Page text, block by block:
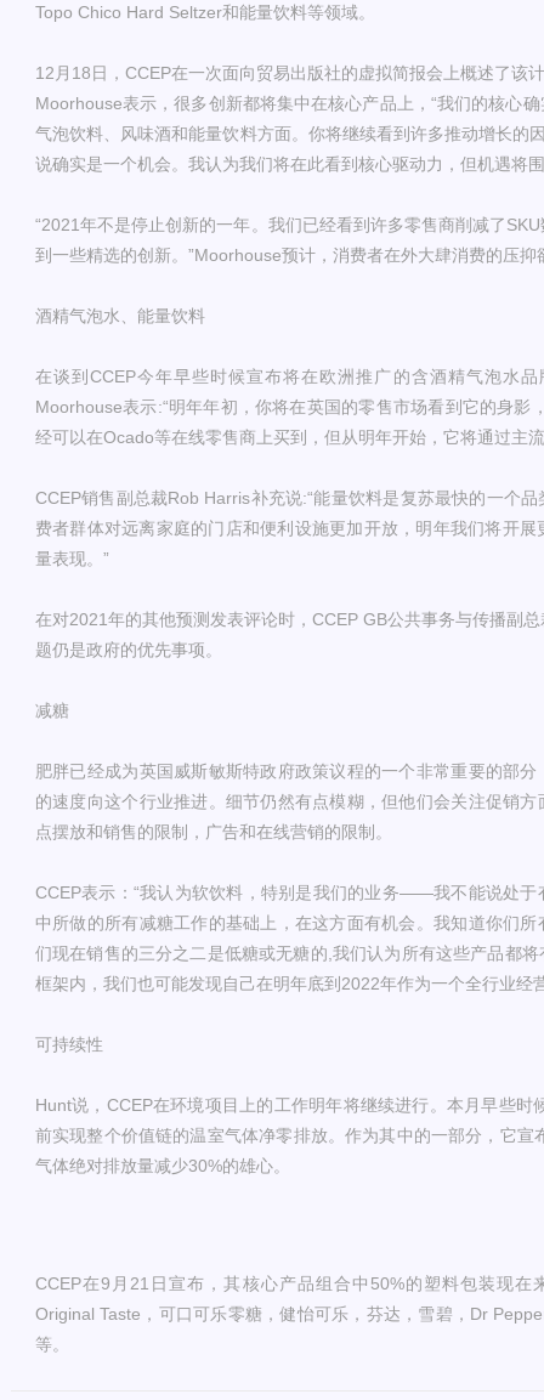
Topo Chico Hard Seltzer和能量饮料等领域。
12月18日，CCEP在一次面向贸易出版社的虚拟简报会上概述了该
Moorhouse表示，很多创新都将集中在核心产品上，“我们的核心
气泡饮料、风味酒和能量饮料方面。你将继续看到许多推动增长的
说确实是一个机会。我认为我们将在此看到核心驱动力，但机遇将
“2021年不是停止创新的一年。我们已经看到许多零售商削减了
到一些精选的创新。”Moorhouse预计，消费者在外大肆消费的压
酒精气泡水、能量饮料
在谈到CCEP今年早些时候宣布将在欧洲推广的含酒精气泡水品
Moorhouse表示:“明年年初，你将在英国的零售市场看到它的身影
经可以在Ocado等在线零售商上买到，但从明年开始，它将通过主
CCEP销售副总裁Rob Harris补充说:“能量饮料是复苏最快的一个
费者群体对远离家庭的门店和便利设施更加开放，明年我们将开
量表现。”
在对2021年的其他预测发表评论时，CCEP GB公共事务与传播副
题仍是政府的优先事项。
减糖
肥胖已经成为英国威斯敏斯特政府政策议程的一个非常重要的部
的速度向这个行业推进。细节仍然有点模糊，但他们会关注促销
点摆放和销售的限制，广告和在线营销的限制。
CCEP表示：“我认为软饮料，特别是我们的业务——我不能说处于
中所做的所有减糖工作的基础上，在这方面有机会。我知道你们
们现在销售的三分之二是低糖或无糖的,我们认为所有这些产品都
框架内，我们也可能发现自己在明年底到2022年作为一个全行业经
可持续性
Hunt说，CCEP在环境项目上的工作明年将继续进行。本月早些时
前实现整个价值链的温室气体净零排放。作为其中的一部分，它宣
气体绝对排放量减少30%的雄心。
CCEP在9月21日宣布，其核心产品组合中50%的塑料包装现在
Original Taste，可口可乐零糖，健怡可乐，芬达，雪碧，Dr
等。